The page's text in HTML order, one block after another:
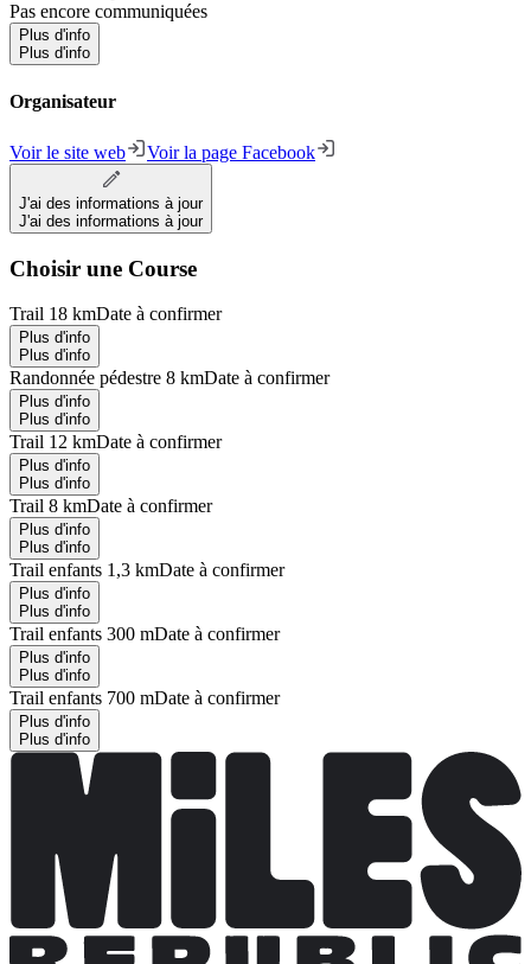
Pas encore communiquées
Plus d'info
Plus d'info
Organisateur
Voir le site web Voir la page Facebook
J'ai des informations à jour
J'ai des informations à jour
Choisir une Course
Trail 18 kmDate à confirmer
Plus d'info
Plus d'info
Randonnée pédestre 8 kmDate à confirmer
Plus d'info
Plus d'info
Trail 12 kmDate à confirmer
Plus d'info
Plus d'info
Trail 8 kmDate à confirmer
Plus d'info
Plus d'info
Trail enfants 1,3 kmDate à confirmer
Plus d'info
Plus d'info
Trail enfants 300 mDate à confirmer
Plus d'info
Plus d'info
Trail enfants 700 mDate à confirmer
Plus d'info
Plus d'info